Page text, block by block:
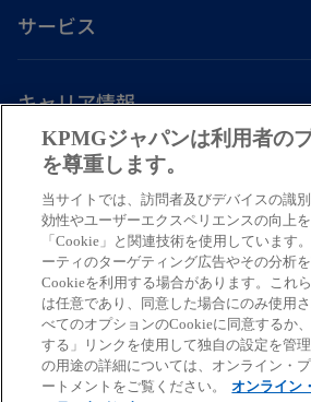
サービス
キャリア情報
新
し
い
タ
ブ
で
開
く
新
い
タ
ブ
で
開
く
新
い
タ
ブ
で
開
く
免責事項プライバシーポリシーアクセシビ
© 2026 KPMG AZSA LLC, a limited liability
incorporated under the Japanese Certified
a member firm of the KPMG global
firms affiliated with KPMG International
company limited by guarantee. All rights
Corporation, a tax corporation incorporated
Law and a member firm of the KPMG global
KPMGジャパンは利用者の
を尊重します。
当サイトでは、訪問者及びデバイスの識
効性やユーザーエクスペリエンスの向上
「Cookie」と関連技術を使用しています
ーティのターゲティング広告やその分析
Cookieを利用する場合があります。これ
は任意であり、同意した場合にのみ使用
べてのオプションのCookieに同意するか
する」リンクを使用して独自の設定を管
の用途の詳細については、オンライン・
ートメントをご覧ください。
オンライン